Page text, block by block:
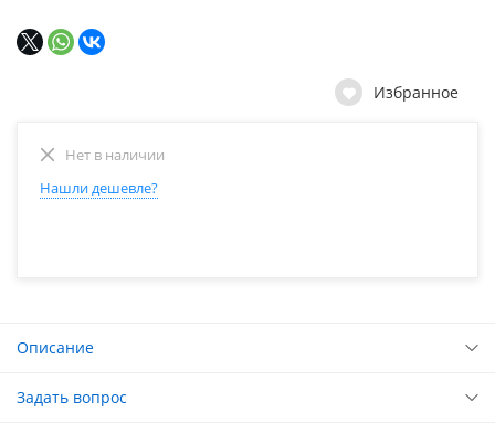
Избранное
Нет в наличии
Нашли дешевле?
Описание
Задать вопрос